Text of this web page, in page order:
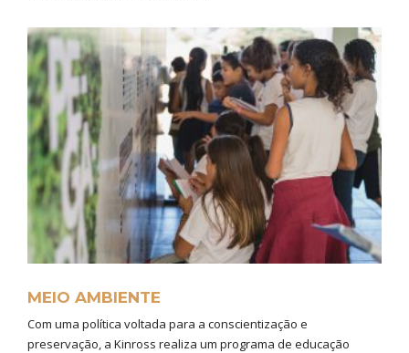
MEIO AMBIENTE
Com uma política voltada para a conscientização e
preservação, a Kinross realiza um programa de educação